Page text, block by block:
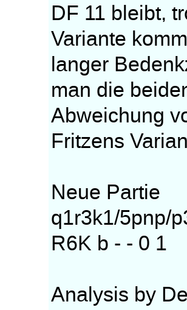
DF 11 bleibt,
Variante
langer
man die
Abweichung
Fritzens
Neue Partie
q1r3k1/5pnp/
R6K b - - 0 1
Analysis by